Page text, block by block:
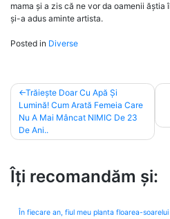
mama și a zis că ne vor da oamenii ăștia
și-a adus aminte artista.
Posted in Diverse
Post
navigation
Trăiește Doar Cu Apă Și
Lumină! Cum Arată Femeia Care
Nu A Mai Mâncat NIMIC De 23
De Ani..
Îți recomandăm și:
În fiecare an, fiul meu planta floarea-